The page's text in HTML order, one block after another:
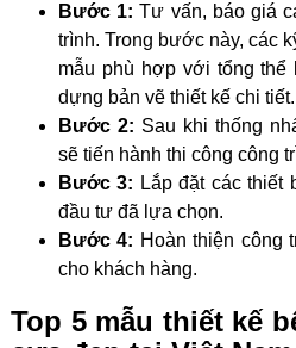
Bước 1:Tư vấn, báo giá
trình. Trong bước này, các
mẫu phù hợp với tổng thể
dựng bản vẽ thiết kế chi tiết.
Bước 2: Sau khi thống
sẽ tiến hành thi công công
Bước 3: Lắp đặt các thiết
đầu tư đã lựa chọn.
Bước 4: Hoàn thiện công
cho khách hàng.
Top 5 mẫu thiết kế